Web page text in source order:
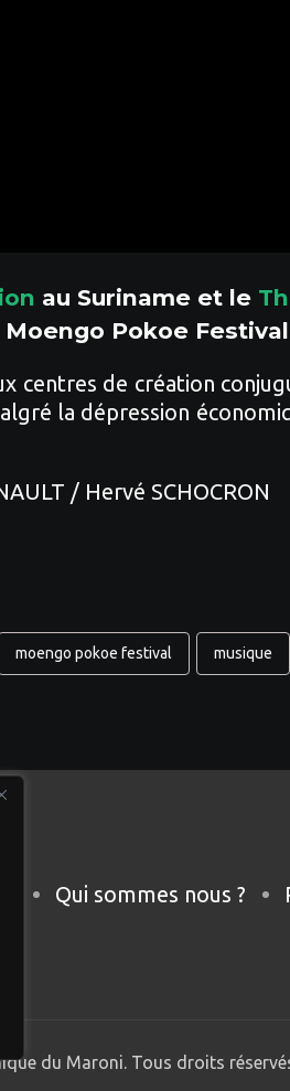
au Suriname et le
Pokoe
centres de création
la dépression
/ Hervé SCHOCRON
moengo pokoe festival musique
Qui sommes nous ?
du Maroni. Tous droits